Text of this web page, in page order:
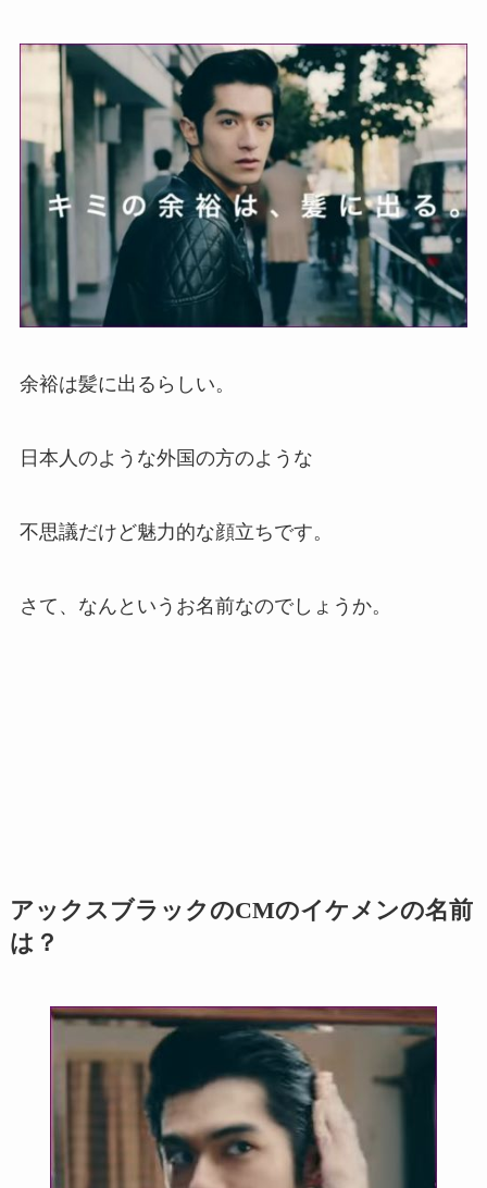
余裕は髪に出るらしい。
日本人のような外国の方のような
不思議だけど魅力的な顔立ちです。
さて、なんというお名前なのでしょうか。
アックスブラックのCMのイケメンの名前
は？